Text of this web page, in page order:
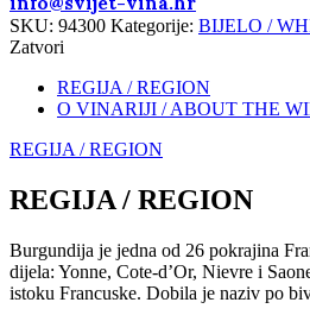
SKU: 94300 Kategorije: BIJELO /
Zatvori
REGIJA / REGION
O VINARIJI / ABOUT THE
REGIJA / REGION
REGIJA / REGION
Burgundija je jedna od 26 pokrajina
dijela: Yonne, Cote-d’Or, Nievre i
istoku Francuske. Dobila je naziv po